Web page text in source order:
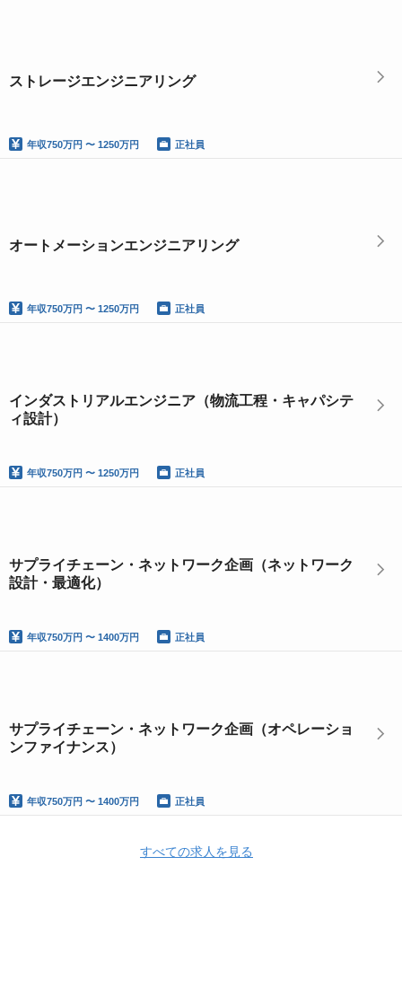
ストレージエンジニアリング
年収750万円 〜 1250万円 正社員
オートメーションエンジニアリング
年収750万円 〜 1250万円 正社員
インダストリアルエンジニア（物流工程・キャパシテ
ィ設計）
年収750万円 〜 1250万円 正社員
サプライチェーン・ネットワーク企画（ネットワーク
設計・最適化）
年収750万円 〜 1400万円 正社員
サプライチェーン・ネットワーク企画（オペレーショ
ンファイナンス）
年収750万円 〜 1400万円 正社員
すべての求人を見る